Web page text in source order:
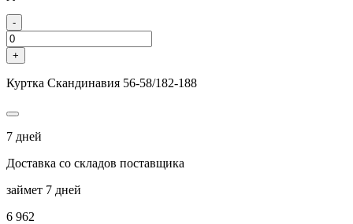
-
+
Куртка Скандинавия 56-58/182-188
7 дней
Доставка со складов поставщика
займет 7 дней
6 962